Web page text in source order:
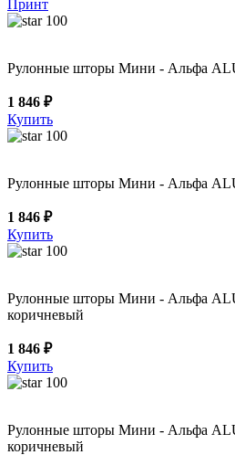
Принт
100
Рулонные шторы Мини - Альфа
1 846 ₽
Купить
100
Рулонные шторы Мини - Альфа
1 846 ₽
Купить
100
Рулонные шторы Мини - Альфа
коричневый
1 846 ₽
Купить
100
Рулонные шторы Мини - Альфа
коричневый